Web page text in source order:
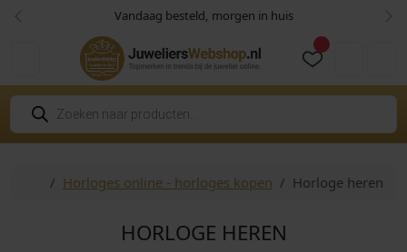
Skip to content
Skip to footer Vandaag besteld, morgen in huis
Vorige
P
o
d
HomeHorloges online - horloges kopen Horloge heren
HORLOGE HEREN